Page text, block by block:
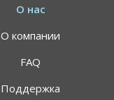
О нас
О компании
FAQ
Поддержка